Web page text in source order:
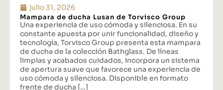
julio 31, 2026
Mampara de ducha Lusan de Torvisco Group
Una experiencia de uso cómoda y silenciosa. En su
constante apuesta por unir funcionalidad, diseño y
tecnología, Torvisco Group presenta esta mampara
de ducha de la colección Bathglass. De líneas
limpias y acabados cuidados, incorpora un sistema
de apertura suave que favorece una experiencia de
uso cómoda y silenciosa. Disponible en formato
frente de ducha […]